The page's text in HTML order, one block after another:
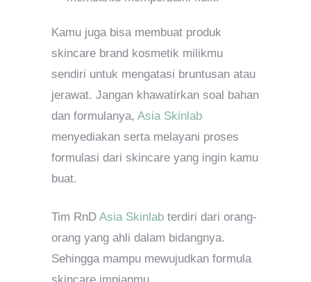
Kamu juga bisa membuat produk
skincare brand kosmetik milikmu
sendiri untuk mengatasi bruntusan atau
jerawat. Jangan khawatirkan soal bahan
dan formulanya, Asia Skinlab
menyediakan serta melayani proses
formulasi dari skincare yang ingin kamu
buat.
Tim RnD Asia Skinlab terdiri dari orang-
orang yang ahli dalam bidangnya.
Sehingga mampu mewujudkan formula